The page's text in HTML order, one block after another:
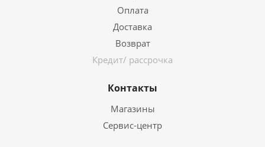
Оплата
Доставка
Возврат
Кредит/ рассрочка
Контакты
Магазины
Сервис-центр